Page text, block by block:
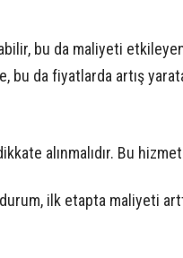
bu da maliyeti
bu da fiyatlarda artış
alınmalıdır. Bu
ilk etapta maliyeti